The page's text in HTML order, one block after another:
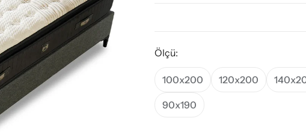
Ölçü:
100x200 120x200
90x190